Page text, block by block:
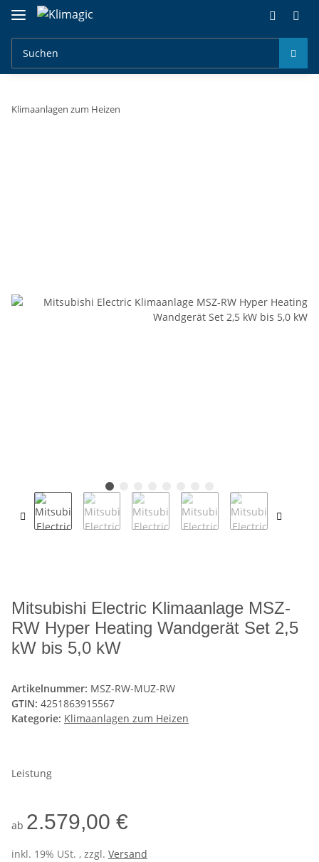
Klimaanlagen zum Heizen
Mitsubishi Electric Klimaanlage MSZ-
RW Hyper Heating Wandgerät Set 2,5
kW bis 5,0 kW
Artikelnummer: MSZ-RW-MUZ-RW
GTIN: 4251863915567
Kategorie: Klimaanlagen zum Heizen
Leistung
ab 2.579,00 €
inkl. 19% USt. , zzgl. Versand